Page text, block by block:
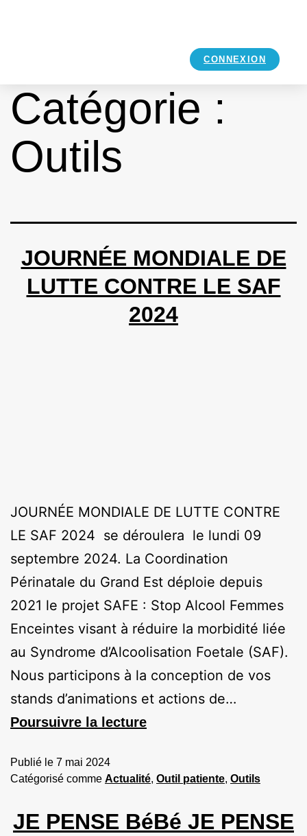
CONNEXION
Catégorie :
Outils
JOURNÉE MONDIALE DE
LUTTE CONTRE LE SAF
2024
JOURNÉE MONDIALE DE LUTTE CONTRE
LE SAF 2024 se déroulera le lundi 09
septembre 2024. La Coordination
Périnatale du Grand Est déploie depuis
2021 le projet SAFE : Stop Alcool Femmes
Enceintes visant à réduire la morbidité liée
au Syndrome d’Alcoolisation Foetale (SAF).
Nous participons à la conception de vos
stands d’animations et actions de…
Poursuivre la lecture
Publié le 7 mai 2024
Catégorisé comme Actualité, Outil patiente, Outils
JE PENSE BéBé JE PENSE